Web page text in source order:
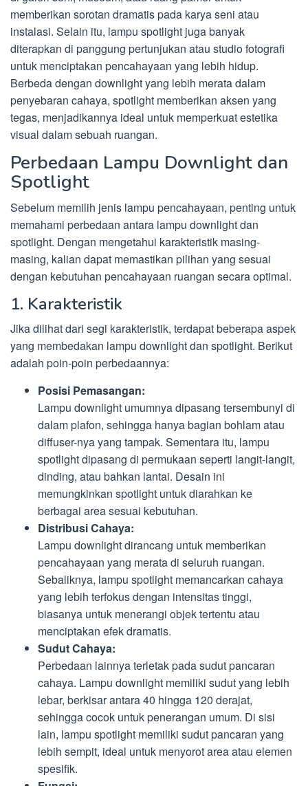
memberikan sorotan dramatis pada karya seni atau
instalasi. Selain itu, lampu spotlight juga banyak
diterapkan di panggung pertunjukan atau studio fotografi
untuk menciptakan pencahayaan yang lebih hidup.
Berbeda dengan downlight yang lebih merata dalam
penyebaran cahaya, spotlight memberikan aksen yang
tegas, menjadikannya ideal untuk memperkuat estetika
visual dalam sebuah ruangan.
Perbedaan Lampu Downlight dan
Spotlight
Sebelum memilih jenis lampu pencahayaan, penting untuk
memahami perbedaan antara lampu downlight dan
spotlight. Dengan mengetahui karakteristik masing-
masing, kalian dapat memastikan pilihan yang sesuai
dengan kebutuhan pencahayaan ruangan secara optimal.
1. Karakteristik
Jika dilihat dari segi karakteristik, terdapat beberapa aspek
yang membedakan lampu downlight dan spotlight. Berikut
adalah poin-poin perbedaannya:
Posisi Pemasangan:
Lampu downlight umumnya dipasang tersembunyi di
dalam plafon, sehingga hanya bagian bohlam atau
diffuser-nya yang tampak. Sementara itu, lampu
spotlight dipasang di permukaan seperti langit-langit,
dinding, atau bahkan lantai. Desain ini
memungkinkan spotlight untuk diarahkan ke
berbagai area sesuai kebutuhan.
Distribusi Cahaya:
Lampu downlight dirancang untuk memberikan
pencahayaan yang merata di seluruh ruangan.
Sebaliknya, lampu spotlight memancarkan cahaya
yang lebih terfokus dengan intensitas tinggi,
biasanya untuk menerangi objek tertentu atau
menciptakan efek dramatis.
Sudut Cahaya:
Perbedaan lainnya terletak pada sudut pancaran
cahaya. Lampu downlight memiliki sudut yang lebih
lebar, berkisar antara 40 hingga 120 derajat,
sehingga cocok untuk penerangan umum. Di sisi
lain, lampu spotlight memiliki sudut pancaran yang
lebih sempit, ideal untuk menyorot area atau elemen
spesifik.